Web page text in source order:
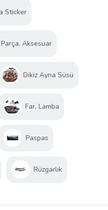
Sticker
Aksesuar
Dikiz Ayna Süsü
Far, Lamba
Paspas
Rüzgarlık